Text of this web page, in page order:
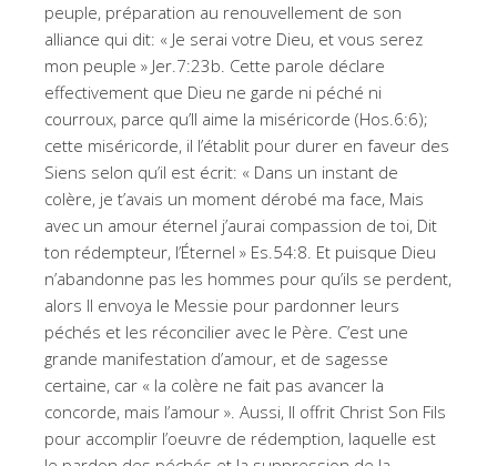
peuple, préparation au renouvellement de son
alliance qui dit: « Je serai votre Dieu, et vous serez
mon peuple » Jer.7:23b. Cette parole déclare
effectivement que Dieu ne garde ni péché ni
courroux, parce qu’Il aime la miséricorde (Hos.6:6);
cette miséricorde, il l’établit pour durer en faveur des
Siens selon qu’il est écrit: « Dans un instant de
colère, je t’avais un moment dérobé ma face, Mais
avec un amour éternel j’aurai compassion de toi, Dit
ton rédempteur, l’Éternel » Es.54:8. Et puisque Dieu
n’abandonne pas les hommes pour qu’ils se perdent,
alors Il envoya le Messie pour pardonner leurs
péchés et les réconcilier avec le Père. C’est une
grande manifestation d’amour, et de sagesse
certaine, car « la colère ne fait pas avancer la
concorde, mais l’amour ». Aussi, Il offrit Christ Son Fils
pour accomplir l’oeuvre de rédemption, laquelle est